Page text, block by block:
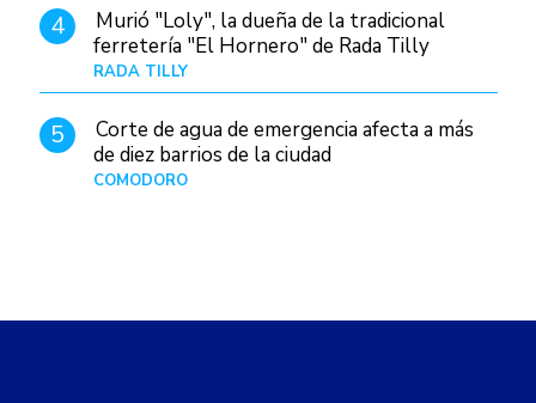
4
Murió "Loly", la dueña de la tradicional
ferretería "El Hornero" de Rada Tilly
RADA TILLY
5
Corte de agua de emergencia afecta a más
de diez barrios de la ciudad
COMODORO